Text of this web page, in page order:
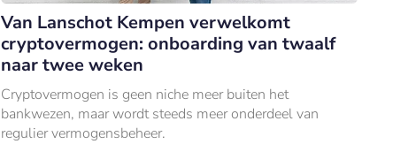
Van Lanschot Kempen verwelkomt
cryptovermogen: onboarding van twaalf
naar twee weken
Cryptovermogen is geen niche meer buiten het
bankwezen, maar wordt steeds meer onderdeel van
regulier vermogensbeheer.